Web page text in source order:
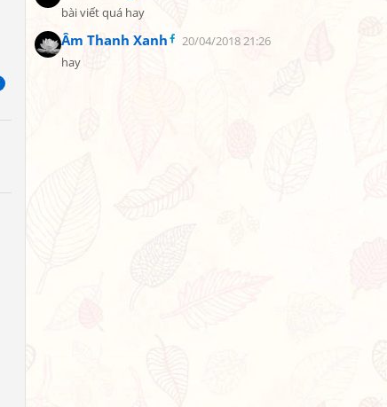
bài viết quá hay
Âm Thanh Xanh
20/04/2018 21:26
hay